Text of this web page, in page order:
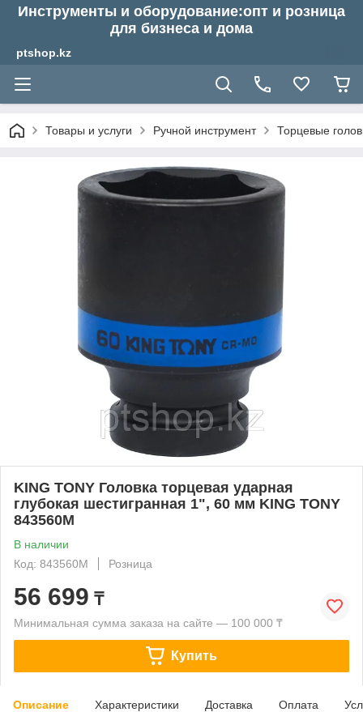
Инструменты и оборудование:опт и розница
для бизнеса и дома
ptshop.kz
Товары и услуги Ручной инструмент Торцевые
KING TONY Головка торцевая ударная
глубокая шестигранная 1", 60 мм KING TONY
843560M
В наличии
Код: 843560M
Розница
56 699 ₸
Минимальная сумма заказа на сайте — 100 000 ₸
Купить
Описание Характеристики Доставка Оплата